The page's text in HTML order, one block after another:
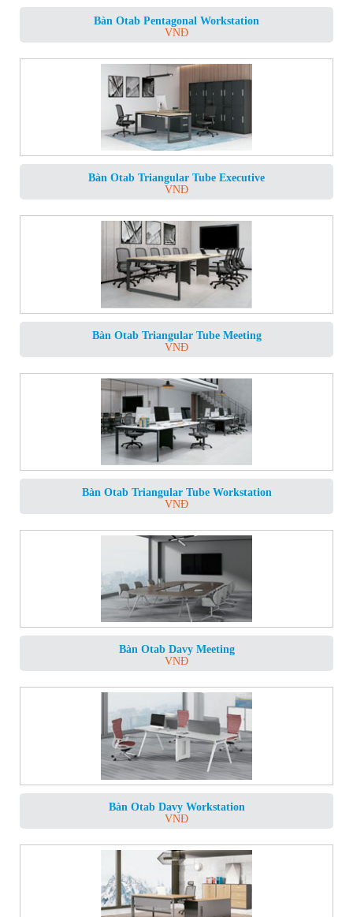
Bàn Otab Pentagonal Workstation
VNĐ
Bàn Otab Triangular Tube Executive
VNĐ
Bàn Otab Triangular Tube Meeting
VNĐ
Bàn Otab Triangular Tube Workstation
VNĐ
Bàn Otab Davy Meeting
VNĐ
Bàn Otab Davy Workstation
VNĐ